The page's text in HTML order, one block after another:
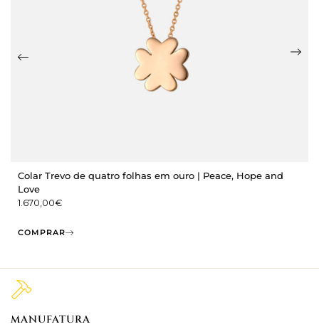
Colar Trevo de quatro folhas em ouro | Peace, Hope and
Love
1.670,00€
COMPRAR
MANUFATURA